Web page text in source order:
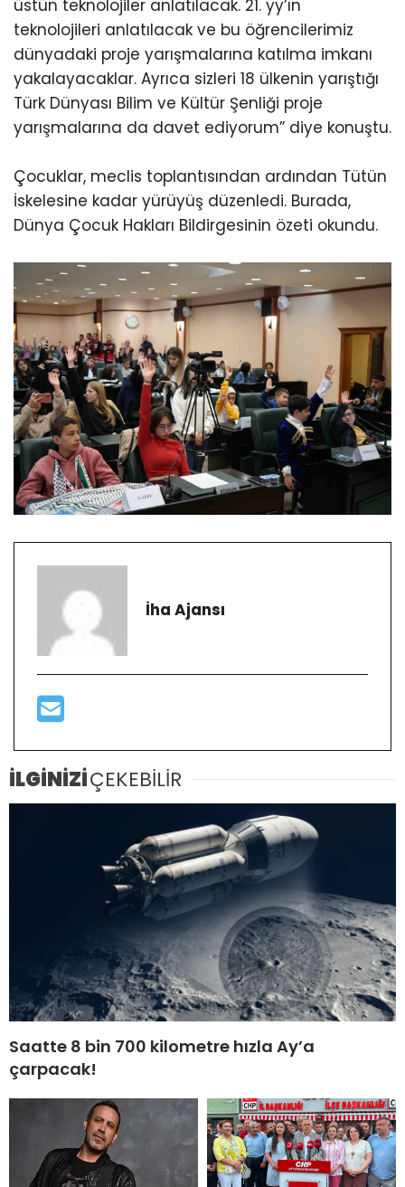
üstün teknolojiler anlatılacak. 21. yy’ın
teknolojileri anlatılacak ve bu öğrencilerimiz
dünyadaki proje yarışmalarına katılma imkanı
yakalayacaklar. Ayrıca sizleri 18 ülkenin yarıştığı
Türk Dünyası Bilim ve Kültür Şenliği proje
yarışmalarına da davet ediyorum” diye konuştu.
Çocuklar, meclis toplantısından ardından Tütün
İskelesine kadar yürüyüş düzenledi. Burada,
Dünya Çocuk Hakları Bildirgesinin özeti okundu.
İha Ajansı
İLGİNİZİÇEKEBİLİR
Saatte 8 bin 700 kilometre hızla Ay’a
çarpacak!